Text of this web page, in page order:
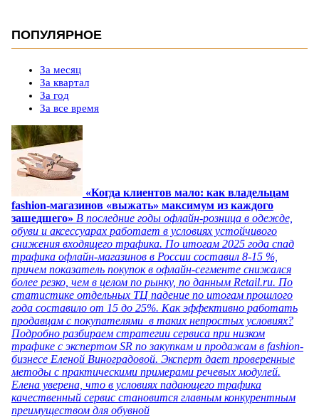
ПОПУЛЯРНОЕ
За месяц
За квартал
За год
За все время
«Когда клиентов мало: как владельцам
fashion-магазинов «выжать» максимум из каждого
зашедшего» В последние годы офлайн-розница в одежде,
обуви и аксессуарах работает в условиях устойчивого
снижения входящего трафика. По итогам 2025 года спад
трафика офлайн-магазинов в России составил 8-15 %,
причем показатель покупок в офлайн-сегменте снижался
более резко, чем в целом по рынку, по данным Retail.ru. По
статистике отдельных ТЦ падение по итогам прошлого
года составило от 15 до 25%. Как эффективно работать
продавцам с покупателями в таких непростых условиях?
Подробно разбираем стратегии сервиса при низком
трафике с экспертом SR по закупкам и продажам в fashion-
бизнесе Еленой Виноградовой. Эксперт дает проверенные
методы с практическими примерами речевых модулей.
Елена уверена, что в условиях падающего трафика
качественный сервис становится главным конкурентным
преимуществом для обувной